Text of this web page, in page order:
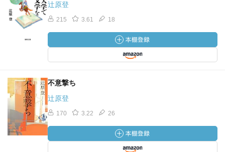
辻原登
215 3.61 18
不意撃ち
辻原登
170 3.22 26